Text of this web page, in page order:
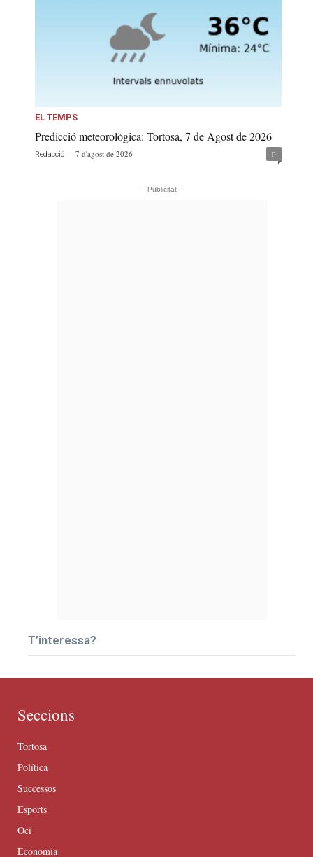
EL TEMPS
Predicció meteorològica: Tortosa, 7 de Agost de 2026
Redacció - 7 d'agost de 2026 0
- Publicitat -
T’interessa?
Seccions
Tortosa
Política
Successos
Esports
Oci
Economia